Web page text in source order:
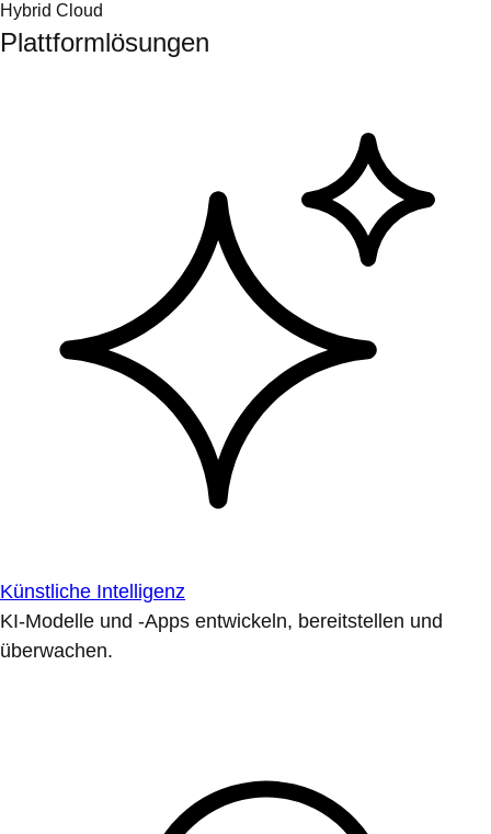
Hybrid Cloud
Plattformlösungen
Künstliche Intelligenz
KI-Modelle und -Apps entwickeln, bereitstellen und
überwachen.